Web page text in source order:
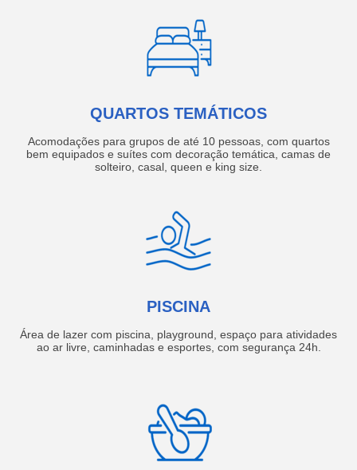
QUARTOS TEMÁTICOS
Acomodações para grupos de até 10 pessoas, com quartos
bem equipados e suítes com decoração temática, camas de
solteiro, casal, queen e king size.
PISCINA
Área de lazer com piscina, playground, espaço para atividades
ao ar livre, caminhadas e esportes, com segurança 24h.